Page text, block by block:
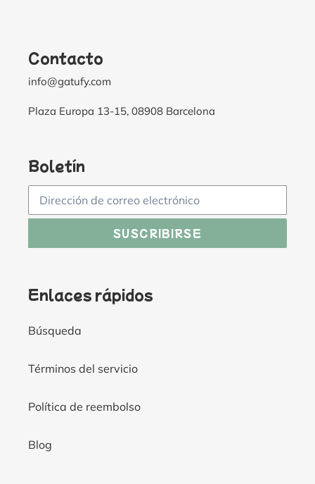
Contacto
info@gatufy.com
Plaza Europa 13-15, 08908 Barcelona
Boletín
SUSCRIBIRSE
Enlaces rápidos
Búsqueda
Términos del servicio
Política de reembolso
Blog